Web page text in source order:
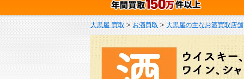
大黒屋 買取 >お酒買取>大黒屋の主なお酒買取店舗